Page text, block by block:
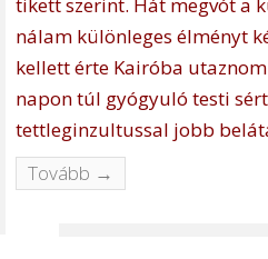
tikett szerint. Hát megvót a
nálam különleges élményt
kellett érte Kairóba
napon túl gyógyuló testi
tettleginzultussal jobb
Tovább →